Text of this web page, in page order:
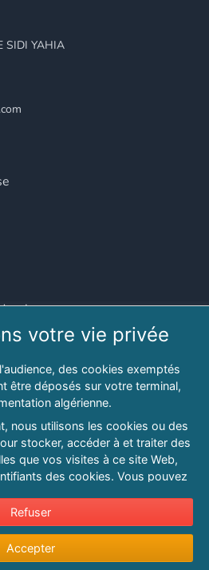
SIDI YAHIA
alger.com
ALL RIGHTS RESERVED
générales d'utilisation
la vie privée
votre vie privée
des cookies exemptés
être déposés sur votre terminal,
algérienne.
nous utilisons les cookies ou des
stocker, accéder à et traiter des
que vos visites à ce site Web,
des cookies. Vous pouvez
moment en cliquant sur « Refuser
politique en matière de cookies
veuillez consulter notre
Refuser
Accepter